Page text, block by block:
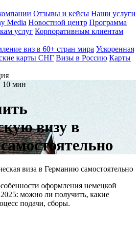
Отзывы и кейсы Наши услуги
Media Новостной центр Программа
услуг Корпоративным клиентам
виз в 60+ стран мира Ускоренная
карты СНГ Визы в Россию Карты
10 мин
визу в
виза в Германию самостоятельно
оформления немецкой
можно ли получить, какие
подачи, сборы.